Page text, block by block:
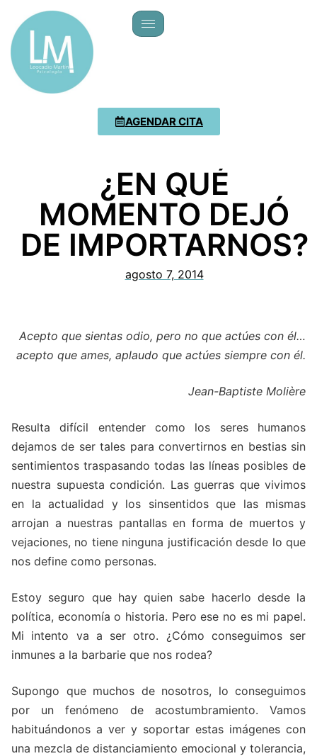
AGENDAR CITA
¿EN QUÉ
MOMENTO DEJÓ
DE IMPORTARNOS?
agosto 7, 2014
Acepto que sientas odio, pero no que actúes con él…
acepto que ames, aplaudo que actúes siempre con él.
Jean-Baptiste Molière
Resulta difícil entender como los seres humanos
dejamos de ser tales para convertirnos en bestias sin
sentimientos traspasando todas las líneas posibles de
nuestra supuesta condición. Las guerras que vivimos
en la actualidad y los sinsentidos que las mismas
arrojan a nuestras pantallas en forma de muertos y
vejaciones, no tiene ninguna justificación desde lo que
nos define como personas.
Estoy seguro que hay quien sabe hacerlo desde la
política, economía o historia. Pero ese no es mi papel.
Mi intento va a ser otro. ¿Cómo conseguimos ser
inmunes a la barbarie que nos rodea?
Supongo que muchos de nosotros, lo conseguimos
por un fenómeno de acostumbramiento. Vamos
habituándonos a ver y soportar estas imágenes con
una mezcla de distanciamiento emocional y tolerancia,